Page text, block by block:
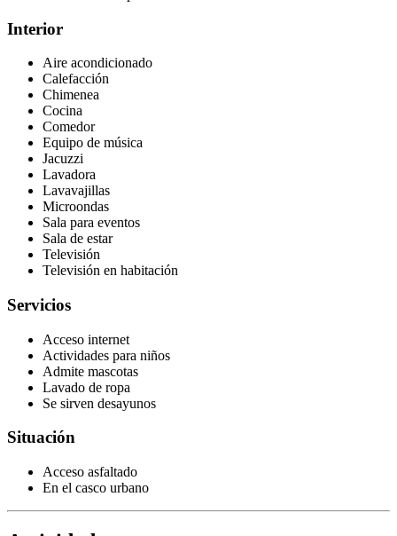
Interior
Aire acondicionado
Calefacción
Chimenea
Cocina
Comedor
Equipo de música
Jacuzzi
Lavadora
Lavavajillas
Microondas
Sala para eventos
Sala de estar
Televisión
Televisión en habitación
Servicios
Acceso internet
Actividades para niños
Admite mascotas
Lavado de ropa
Se sirven desayunos
Situación
Acceso asfaltado
En el casco urbano